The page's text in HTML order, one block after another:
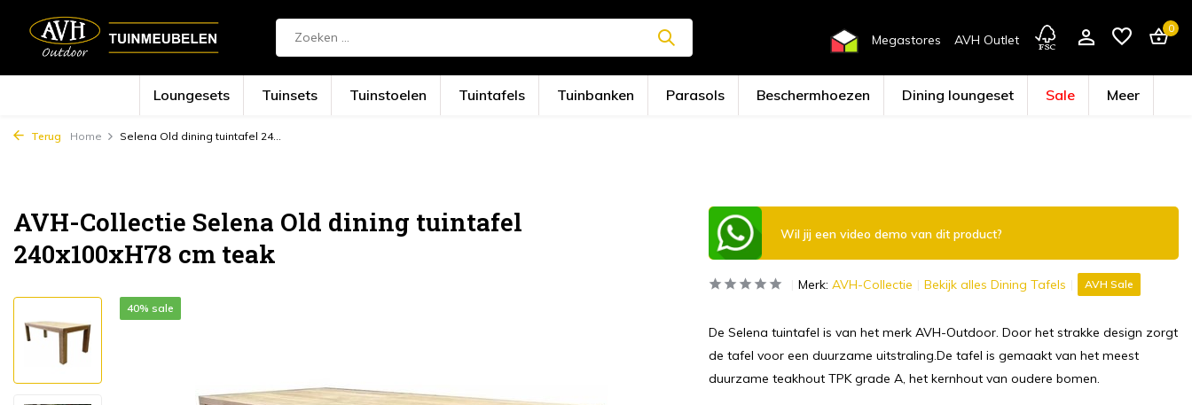
Megastores AVH Outlet
0
Loungesets Tuinsets Tuinstoelen Tuintafels Tuinbanken Parasols Beschermhoezen Dining loungeset Sale Meer
Terug Home Selena Old dining tuintafel 24...
AVH-Collectie Selena Old dining tuintafel
240x100xH78 cm teak
40% sale
Wil jij een video demo van dit product?
Merk: AVH-Collectie Bekijk alles Dining Tafels AVH Sale
De Selena tuintafel is van het merk AVH-Outdoor. Door het strakke design zorgt
de tafel voor een duurzame uitstraling.De tafel is gemaakt van het meest
duurzame teakhout TPK grade A, het kernhout van oudere bomen.